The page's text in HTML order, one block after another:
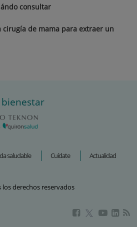
consultar
cirugía de mama para extraer un
saludable Cuídate Actualidad
derechos reservados
Este EsteEsteEste